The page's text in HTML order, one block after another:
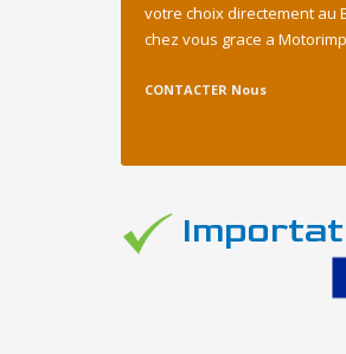
votre choix directement au
chez vous grace a
CONTACTER Nous